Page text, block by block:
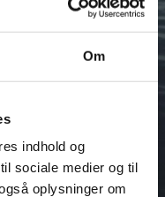
Om
indhold og
sociale medier og til
oplysninger om